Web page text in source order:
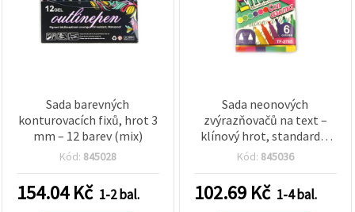
Sada barevných
konturovacích fixů, hrot 3
mm – 12 barev (mix)
Kód: 845028
154.04Kč 1-2 bal.
Sada neonových
zvýrazňovačů na text –
klínový hrot, standardní
velikost, 6 ks – pro školu,
asortované barvy
Kód: 845036
102.69 Kč 1-4 bal.